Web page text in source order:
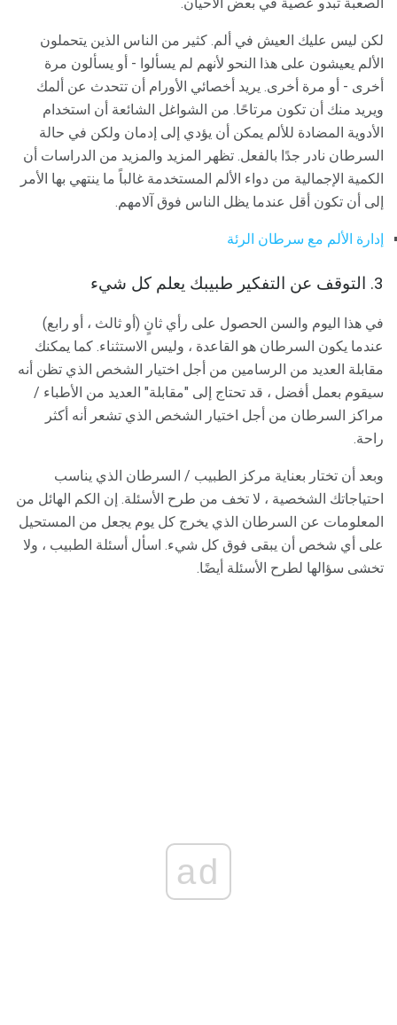
لكن ليس عليك العيش في ألم. كثير من الناس الذين يتحملون
الألم يعيشون على هذا النحو لأنهم لم يسألوا - أو يسألون مرة
أخرى - أو مرة أخرى. يريد أخصائي الأورام أن تتحدث عن ألمك
ويريد منك أن تكون مرتاحًا. من الشواغل الشائعة أن استخدام
الأدوية المضادة للألم يمكن أن يؤدي إلى إدمان ولكن في حالة
السرطان نادر جدًا بالفعل. تظهر المزيد والمزيد من الدراسات أن
الكمية الإجمالية من دواء الألم المستخدمة غالباً ما ينتهي بها الأمر
إلى أن تكون أقل عندما يظل الناس فوق آلامهم.
إدارة الألم مع سرطان الرئة
3. التوقف عن التفكير طبيبك يعلم كل شيء
في هذا اليوم والسن الحصول على رأي ثانٍ (أو ثالث ، أو رابع)
عندما يكون السرطان هو القاعدة ، وليس الاستثناء. كما يمكنك
مقابلة العديد من الرسامين من أجل اختيار الشخص الذي تظن أنه
سيقوم بعمل أفضل ، قد تحتاج إلى "مقابلة" العديد من الأطباء /
مراكز السرطان من أجل اختيار الشخص الذي تشعر أنه أكثر
راحة.
وبعد أن تختار بعناية مركز الطبيب / السرطان الذي يناسب
احتياجاتك الشخصية ، لا تخف من طرح الأسئلة. إن الكم الهائل من
المعلومات عن السرطان الذي يخرج كل يوم يجعل من المستحيل
على أي شخص أن يبقى فوق كل شيء. اسأل أسئلة الطبيب ، ولا
تخشى سؤالها لطرح الأسئلة أيضًا.
ad